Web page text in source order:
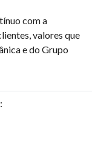
com a
valores que
e do Grupo